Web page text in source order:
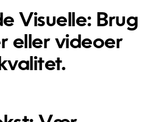
Visuelle: Brug
eller videoer